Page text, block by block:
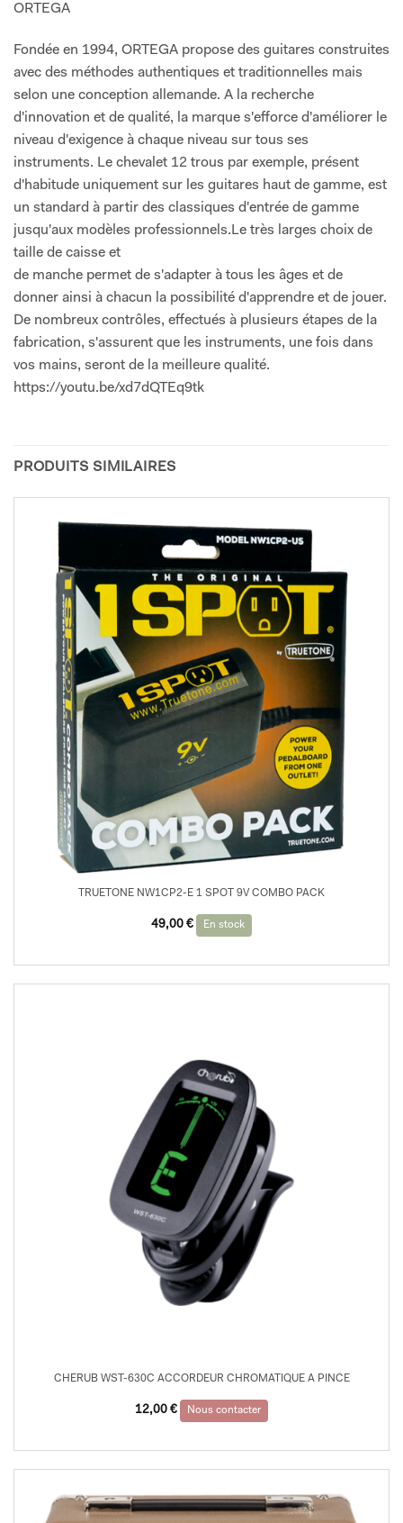
ORTEGA
Fondée en 1994, ORTEGA propose des guitares construites
avec des méthodes authentiques et traditionnelles mais
selon une conception allemande. A la recherche
d'innovation et de qualité, la marque s'efforce d'améliorer le
niveau d'exigence à chaque niveau sur tous ses
instruments. Le chevalet 12 trous par exemple, présent
d'habitude uniquement sur les guitares haut de gamme, est
un standard à partir des classiques d'entrée de gamme
jusqu'aux modèles professionnels.Le très larges choix de
taille de caisse et
de manche permet de s'adapter à tous les âges et de
donner ainsi à chacun la possibilité d'apprendre et de jouer.
De nombreux contrôles, effectués à plusieurs étapes de la
fabrication, s'assurent que les instruments, une fois dans
vos mains, seront de la meilleure qualité.
https://youtu.be/xd7dQTEq9tk
PRODUITS SIMILAIRES
TRUETONE NW1CP2-E 1 SPOT 9V COMBO PACK
49,00 € En stock
CHERUB WST-630C ACCORDEUR CHROMATIQUE A PINCE
12,00 € Nous contacter